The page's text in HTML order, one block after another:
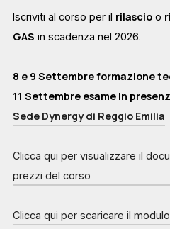
Iscriviti al corso per il rilascio o
GAS in scadenza nel 2026.
8 e 9 Settembre formazione
11 Settembre esame in
Sede Dynergy di Reggio Emilia
Clicca qui per visualizzare il
prezzi del corso
Clicca qui per scaricare il